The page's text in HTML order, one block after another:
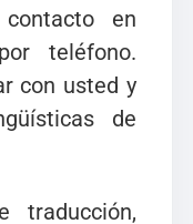
en
teléfono.
con usted y
de
traducción,